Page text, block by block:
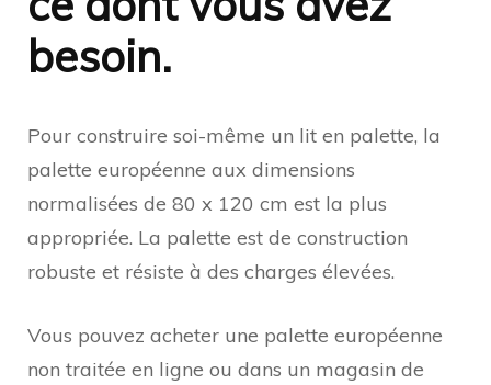
besoin.
Pour construire soi-même un lit en palette, la
palette européenne aux dimensions
normalisées de 80 x 120 cm est la plus
appropriée. La palette est de construction
robuste et résiste à des charges élevées.
Vous pouvez acheter une palette européenne
non traitée en ligne ou dans un magasin de